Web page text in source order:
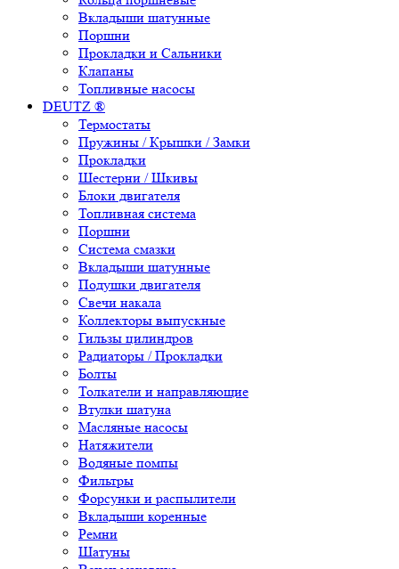
Вкладыши шатунные
Поршни
Прокладки и Сальники
Клапаны
Топливные насосы
DEUTZ ®
Термостаты
Пружины / Крышки / Замки
Прокладки
Шестерни / Шкивы
Блоки двигателя
Топливная система
Поршни
Система смазки
Вкладыши шатунные
Подушки двигателя
Свечи накала
Коллекторы выпускные
Гильзы цилиндров
Радиаторы / Прокладки
Болты
Толкатели и направляющие
Втулки шатуна
Масляные насосы
Натяжители
Водяные помпы
Фильтры
Форсунки и распылители
Вкладыши коренные
Ремни
Шатуны